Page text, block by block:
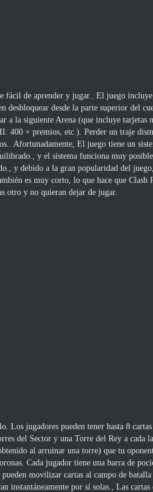
fácil de aprender y jugar.. El juego
desbloquear desde la parte superior del
la siguiente Arena (que incluye tarjetas
400 + premios, etc.). Perder un traje
Afortunadamente, El juego tiene un
y el sistema funciona muy
y debido a la gran popularidad del
es muy corto, lo que hace que
otro y no quieran dejar de jugar.
Los jugadores pueden tener hasta 8
del Sector y una Torre del Rey a cada
al arruinar una torre) que tu
Cada jugador tiene una barra de
movilizar cartas al campo de
instantáneamente por sí solas., Las